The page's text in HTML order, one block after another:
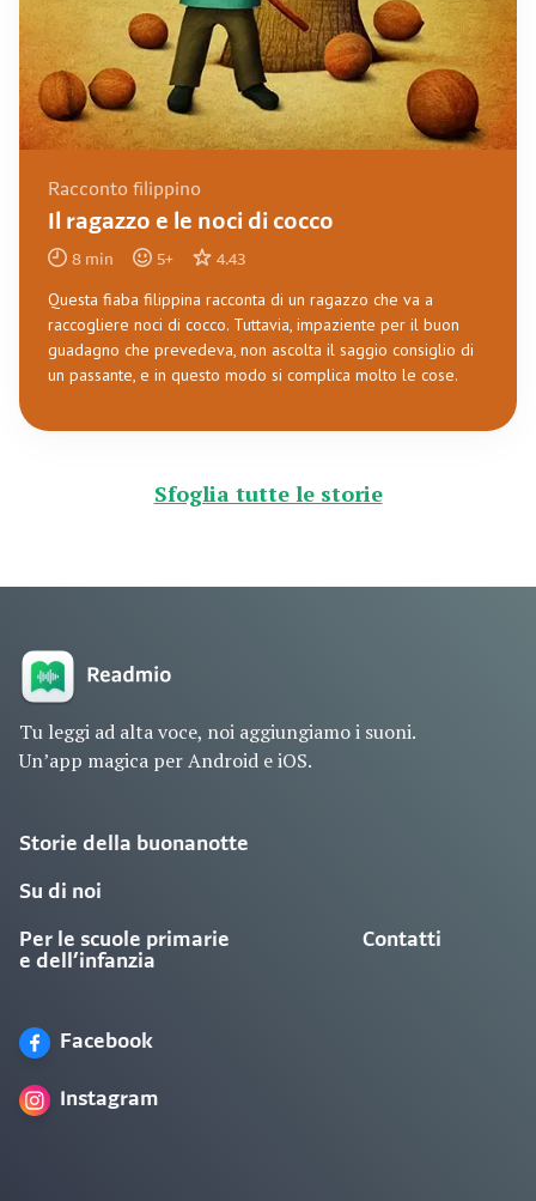
Racconto filippino
Il ragazzo e le noci di cocco
8 min 5+ 4.43
Questa fiaba filippina racconta di un ragazzo che va a
raccogliere noci di cocco. Tuttavia, impaziente per il buon
guadagno che prevedeva, non ascolta il saggio consiglio di
un passante, e in questo modo si complica molto le cose.
Sfoglia tutte le storie
Tu leggi ad alta voce, noi aggiungiamo i suoni.
Un’app magica per Android e iOS.
Storie della buonanotte
Su di noi
Per le scuole primarie
e dell’infanzia
Contatti
Facebook
Instagram